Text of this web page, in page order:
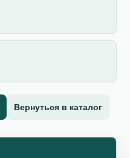
Вернуться в каталог